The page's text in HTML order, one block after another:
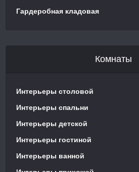
Гардеробная кладовая
Комнаты
Интерьеры столовой
Интерьеры спальни
Интерьеры детской
Интерьеры гостиной
Интерьеры ванной